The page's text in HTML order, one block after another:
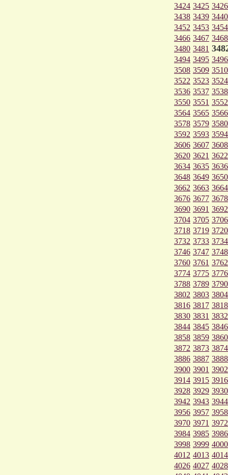
3424 3425 3426
3438 3439 3440
3452 3453 3454
3466 3467 3468
3480 3481
3494 3495 3496
3508 3509 3510
3522 3523 3524
3536 3537 3538
3550 3551 3552
3564 3565 3566
3578 3579 3580
3592 3593 3594
3606 3607 3608
3620 3621 3622
3634 3635 3636
3648 3649 3650
3662 3663 3664
3676 3677 3678
3690 3691 3692
3704 3705 3706
3718 3719 3720
3732 3733 3734
3746 3747 3748
3760 3761 3762
3774 3775 3776
3788 3789 3790
3802 3803 3804
3816 3817 3818
3830 3831 3832
3844 3845 3846
3858 3859 3860
3872 3873 3874
3886 3887 3888
3900 3901 3902
3914 3915 3916
3928 3929 3930
3942 3943 3944
3956 3957 3958
3970 3971 3972
3984 3985 3986
3998 3999 4000
4012 4013 4014
4026 4027 4028